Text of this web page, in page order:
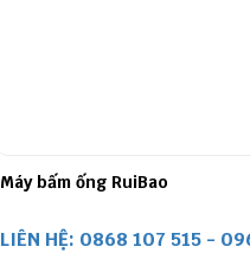
Máy bấm ống thuỷ lực DX68
LIÊN HỆ: 0868 107 515 -